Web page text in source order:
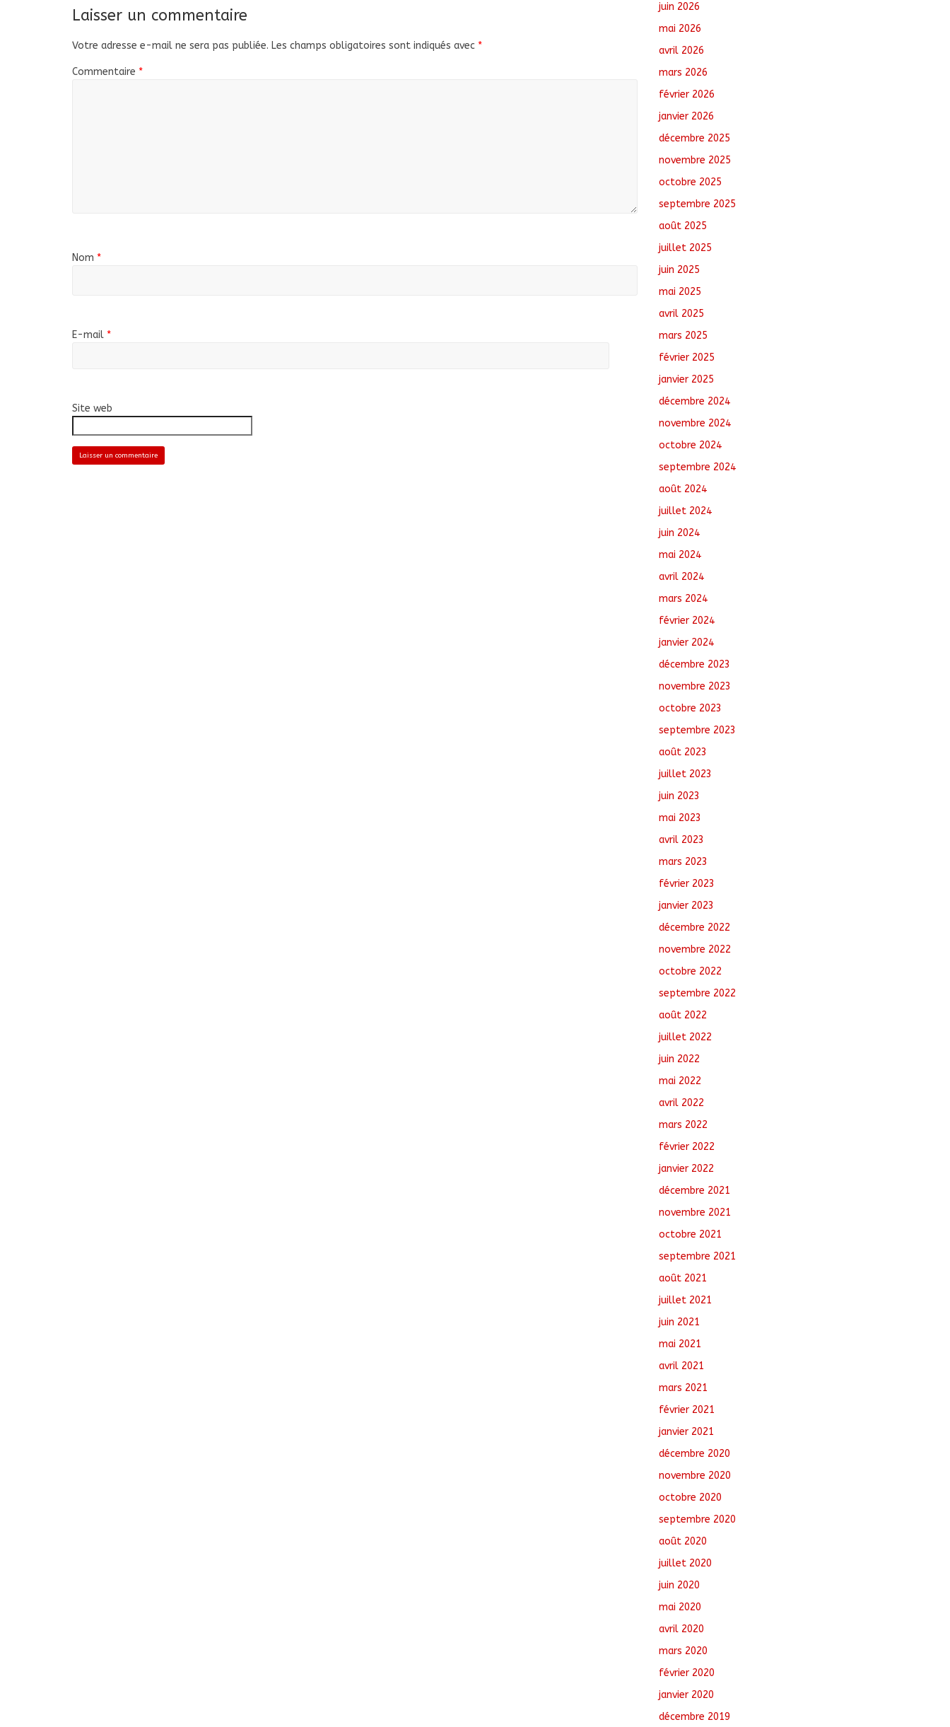
Laisser un commentaire
Votre adresse e-mail ne sera pas publiée. Les champs obligatoires sont indiqués avec *
Commentaire *
Nom *
E-mail *
Site web
juin 2026
mai 2026
avril 2026
mars 2026
février 2026
janvier 2026
décembre 2025
novembre 2025
octobre 2025
septembre 2025
août 2025
juillet 2025
juin 2025
mai 2025
avril 2025
mars 2025
février 2025
janvier 2025
décembre 2024
novembre 2024
octobre 2024
septembre 2024
août 2024
juillet 2024
juin 2024
mai 2024
avril 2024
mars 2024
février 2024
janvier 2024
décembre 2023
novembre 2023
octobre 2023
septembre 2023
août 2023
juillet 2023
juin 2023
mai 2023
avril 2023
mars 2023
février 2023
janvier 2023
décembre 2022
novembre 2022
octobre 2022
septembre 2022
août 2022
juillet 2022
juin 2022
mai 2022
avril 2022
mars 2022
février 2022
janvier 2022
décembre 2021
novembre 2021
octobre 2021
septembre 2021
août 2021
juillet 2021
juin 2021
mai 2021
avril 2021
mars 2021
février 2021
janvier 2021
décembre 2020
novembre 2020
octobre 2020
septembre 2020
août 2020
juillet 2020
juin 2020
mai 2020
avril 2020
mars 2020
février 2020
janvier 2020
décembre 2019